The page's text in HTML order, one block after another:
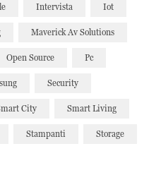
Intervista Iot
Maverick Av Solutions
Open Source Pc
Security
City Smart Living
Stampanti Storage